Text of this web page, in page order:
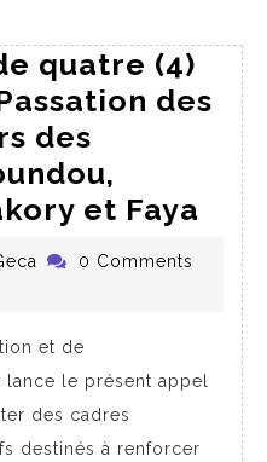
quatre (4)
des
des
et Faya
0 Comments
et de
lance le présent appel
des cadres
destinés à renforcer